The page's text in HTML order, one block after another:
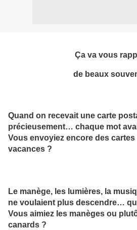
Ça va vous
de beaux
Quand on recevait une carte
précieusement… chaque mot
Vous envoyiez encore des
vacances ?
Le manège, les lumières, la
ne voulaient plus descendre…
Vous aimiez les manèges ou
canards ?